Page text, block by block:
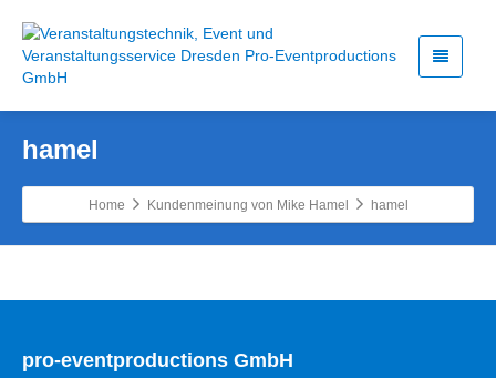
hamel
Home Kundenmeinung von Mike Hamel hamel
pro-eventproductions GmbH